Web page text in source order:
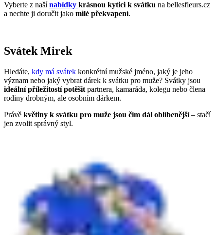
Vyberte z našínabídky krásnou kytici k svátku na bellesfleurs.cz
a nechte ji doručit jako milé překvapení.
Svátek Mirek
Hledáte, kdy má svátek konkrétní mužské jméno, jaký je jeho
význam nebo jaký vybrat dárek k svátku pro muže? Svátky jsou
ideální příležitostí potěšit partnera, kamaráda, kolegu nebo člena
rodiny drobným, ale osobním dárkem.
Právě květiny k svátku pro muže jsou čím dál oblíbenější– stačí
jen zvolit správný styl.